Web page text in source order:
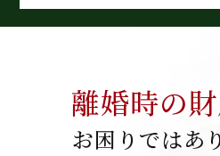
離婚時の
お困りではあ